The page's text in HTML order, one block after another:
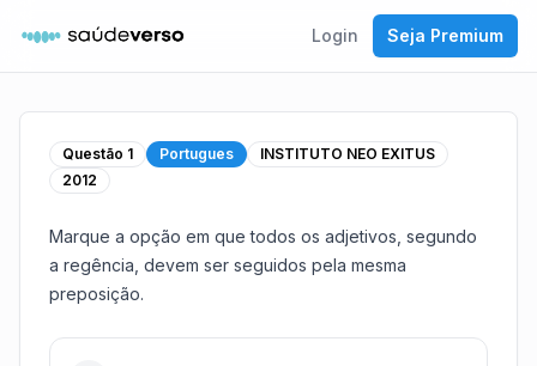
Login Seja Premium
Questão 1 Portugues
INSTITUTO NEO EXITUS
2012
Marque a opção em que todos os adjetivos, segundo
a regência, devem ser seguidos pela mesma
preposição.